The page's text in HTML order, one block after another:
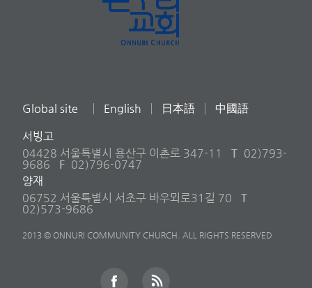
Global site English 日本語 中國語
서빙고
04428 서울특별시 용산구 이촌로 347-11
T 02)793-
9686
F 02)796-0747
양재
06752 서울특별시 서초구 바우뫼로31길 70
T
02)573-9686
2013 © ONNURI COMMUNITY CHURCH. ALL RIGHTS RESERVED